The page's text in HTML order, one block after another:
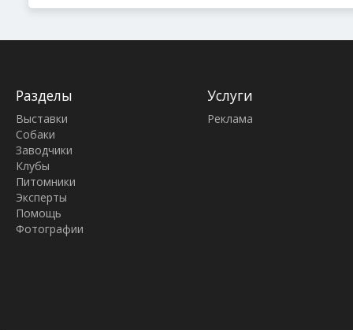
Разделы
Выставки
Собаки
Заводчики
Клубы
Питомники
Эксперты
Помощь
Фотографии
Услуги
Реклама